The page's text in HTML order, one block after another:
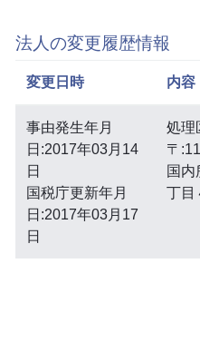
法人の変更履歴情報
変更日時 内容
事由発生年月
日:2017年03月14
日
国税庁更新年月
日:2017年03月17
日
処理
〒
国内
丁目